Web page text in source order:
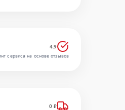
4.9
сервиса на основе отзывов
0 ₽